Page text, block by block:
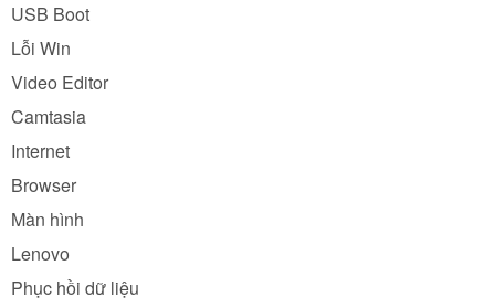
USB Boot
Lỗi Win
Video Editor
Camtasia
Internet
Browser
Màn hình
Lenovo
Phục hồi dữ liệu